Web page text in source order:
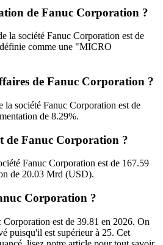
de Fanuc Corporation ?
la société Fanuc Corporation est de
comme une "MICRO
de Fanuc Corporation ?
société Fanuc Corporation est de
de 8.29%.
de Fanuc Corporation ?
Fanuc Corporation est de 167.59
de 20.03 Mrd (USD).
Corporation ?
est de 39.81 en 2026. On
puisqu'il est supérieur à 25. Cet